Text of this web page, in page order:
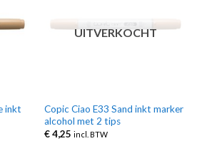
inkt
UITVERKOCHT
Copic Ciao E33 Sand inkt marker
alcohol met 2 tips
€4,25 incl. BTW